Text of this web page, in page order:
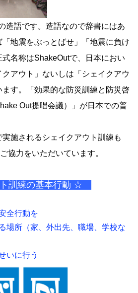
造語です。造語なので辞書にはあ
「地震をぶっとばせ」「地震に負け
名称はShakeOutで、日本におい
アウト」ないしは「シェイクアウ
す。「 効果的な防災訓練と防災啓
Out提唱会議）」が日本での普
施されるシェイクアウト訓練も
協力をいただいています。
訓練の基本行動 ☆
全行動を
場所（家、外出先、職場、学校な
いに行う